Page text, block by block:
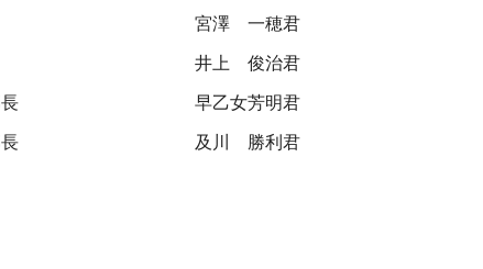
宮澤 一穂君
井上 俊治君
早乙女芳明君
及川 勝利君